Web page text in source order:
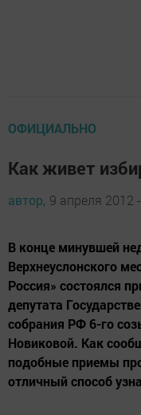
ОФИЦИАЛЬНО
Как живет
автор, 9 апреля 2012
В конце минувшей
Верхнеуслонского
Россия» состоялся
депутата
собрания РФ 6-го
Новиковой. Как
подобные приемы
отличный способ